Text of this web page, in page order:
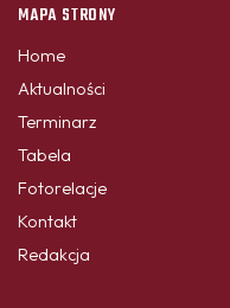
MAPA STRONY
Home
Aktualności
Terminarz
Tabela
Fotorelacje
Kontakt
Redakcja